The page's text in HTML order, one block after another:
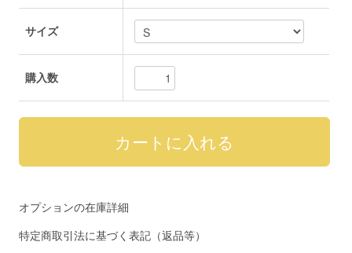
サイズ
購入数
オプションの在庫詳細
特定商取引法に基づく表記（返品等）